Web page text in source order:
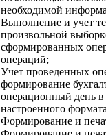
необходимой
Выполнение и учет
произвольной
сформированных
операций;
Учет проведенных
формирование
операционный день
настроенного
Формирование и